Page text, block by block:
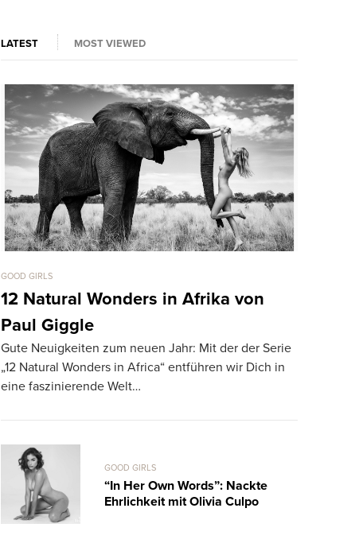
LATEST MOST VIEWED
GOOD GIRLS
12 Natural Wonders in Afrika von
Paul Giggle
Gute Neuigkeiten zum neuen Jahr: Mit der der Serie
„12 Natural Wonders in Africa“ entführen wir Dich in
eine faszinierende Welt…
GOOD GIRLS
“In Her Own Words”: Nackte
Ehrlichkeit mit Olivia Culpo